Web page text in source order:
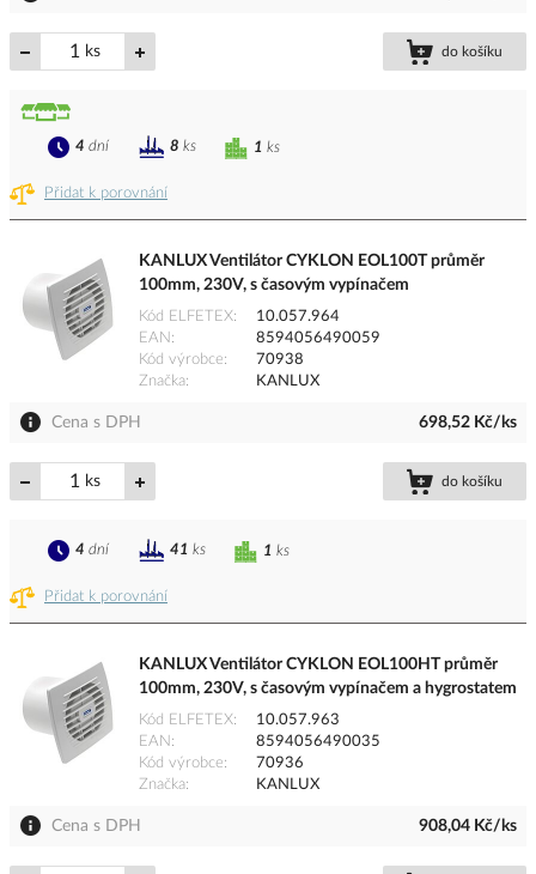
ks do košíku
Přidat k porovnání
1 ks
4 dní 8 ks
KANLUX Ventilátor CYKLON EOL100T průměr
100mm, 230V, s časovým vypínačem
Kód ELFETEX
10.057.964
EAN
8594056490059
Kód výrobce
70938
Značka
KANLUX
Cena s DPH 698,52 Kč/ks
ks do košíku
Přidat k porovnání
1 ks
4 dní 41 ks
KANLUX Ventilátor CYKLON EOL100HT průměr
100mm, 230V, s časovým vypínačem a hygrostatem
Kód ELFETEX
10.057.963
EAN
8594056490035
Kód výrobce
70936
Značka
KANLUX
Cena s DPH 908,04 Kč/ks